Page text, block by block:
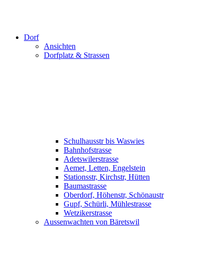
Dorf
Ansichten
Dorfplatz & Strassen
Schulhausstr bis Waswies
Bahnhofstrasse
Adetswilerstrasse
Aemet, Letten, Engelstein
Stationsstr, Kirchstr, Hütten
Baumastrasse
Oberdorf, Höhenstr, Schönaustr
Gupf, Schürli, Mühlestrasse
Wetzikerstrasse
Aussenwachten von Bäretswil